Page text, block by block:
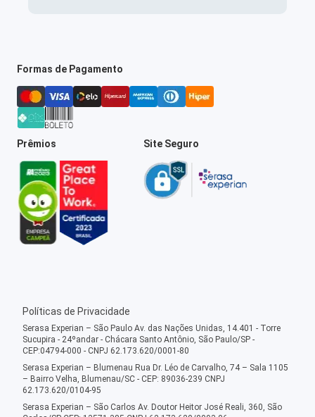
Formas de Pagamento
Prêmios Site Seguro
Políticas de Privacidade
Serasa Experian – São Paulo Av. das Nações Unidas, 14.401 - Torre
Sucupira - 24ºandar - Chácara Santo Antônio, São Paulo/SP -
CEP:04794-000 - CNPJ 62.173.620/0001-80
Serasa Experian – Blumenau Rua Dr. Léo de Carvalho, 74 – Sala 1105
– Bairro Velha, Blumenau/SC - CEP: 89036-239 CNPJ
62.173.620/0104-95
Serasa Experian – São Carlos Av. Doutor Heitor José Reali, 360, São